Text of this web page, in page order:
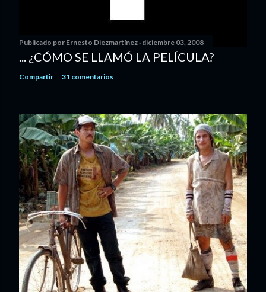
Publicado por Ernesto Diezmartínez diciembre 03, 2008
... ¿CÓMO SE LLAMÓ LA PELÍCULA?
Compartir 31 comentarios